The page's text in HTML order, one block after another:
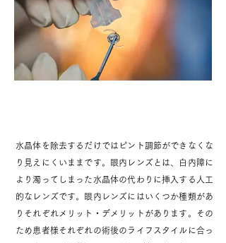
水晶体を除去するだけではピント調節ができなくな
り見えにくいままです。眼内レンズとは、白内障に
より濁ってしまった水晶体の代わりに挿入する人工
的なレンズです。眼内レンズにはいくつか種類があ
りそれぞれメリット・デメリットがあります。その
ため患者様それぞれの術後のライフスタイルに合っ